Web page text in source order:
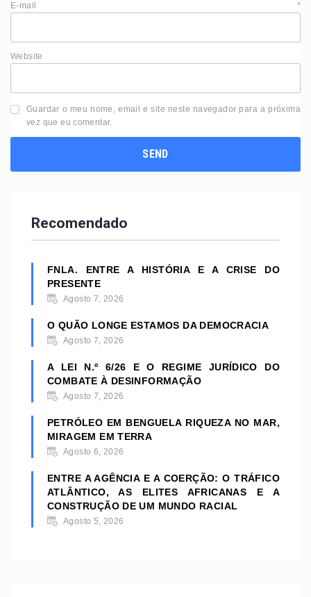
E-mail *
Website
Guardar o meu nome, email e site neste navegador para a próxima
vez que eu comentar.
Recomendado
FNLA. ENTRE A HISTÓRIA E A CRISE DO
PRESENTE
Agosto 7, 2026
O QUÃO LONGE ESTAMOS DA DEMOCRACIA
Agosto 7, 2026
A LEI N.º 6/26 E O REGIME JURÍDICO DO
COMBATE À DESINFORMAÇÃO
Agosto 7, 2026
PETRÓLEO EM BENGUELA RIQUEZA NO MAR,
MIRAGEM EM TERRA
Agosto 6, 2026
ENTRE A AGÊNCIA E A COERÇÃO: O TRÁFICO
ATLÂNTICO, AS ELITES AFRICANAS E A
CONSTRUÇÃO DE UM MUNDO RACIAL
Agosto 5, 2026